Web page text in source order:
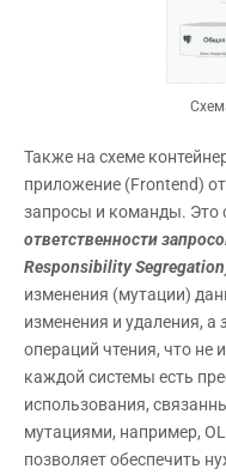
Также на схеме
приложение (Frontend)
запросы и команды. Это
ответственности
Responsibility
изменения (мутации)
изменения и удаления, а
операций чтения, что не
каждой системы есть
использования,
мутациями, например,
позволяет обеспечить